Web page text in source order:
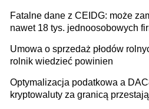
Fatalne dane z CEIDG: może
nawet 18 tys. jednoosobowych
Umowa o sprzedaż płodów
rolnik wiedzieć powinien
Optymalizacja podatkowa a
kryptowaluty za granicą